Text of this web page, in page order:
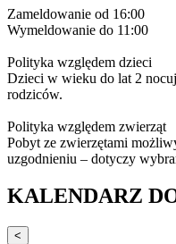
Zameldowanie od 16:00
Wymeldowanie do 11:00
Polityka względem dzieci
Dzieci w wieku do lat 2
rodziców.
Polityka względem zwierząt
Pobyt ze zwierzętami
uzgodnieniu – dotyczy
KALENDARZ
<